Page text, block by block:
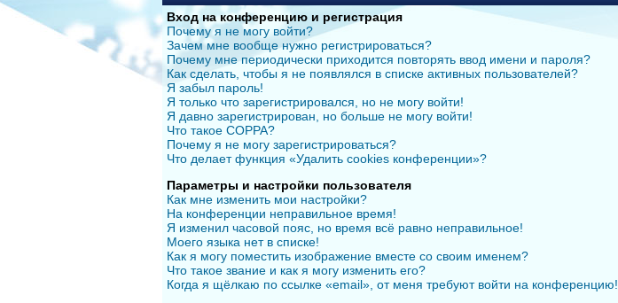
Вход на конференцию и регистрация
Почему я не могу войти?
Зачем мне вообще нужно регистрироваться?
Почему мне периодически приходится повторять ввод имени и пароля?
Как сделать, чтобы я не появлялся в списке активных пользователей?
Я забыл пароль!
Я только что зарегистрировался, но не могу войти!
Я давно зарегистрирован, но больше не могу войти!
Что такое COPPA?
Почему я не могу зарегистрироваться?
Что делает функция «Удалить cookies конференции»?
Параметры и настройки пользователя
Как мне изменить мои настройки?
На конференции неправильное время!
Я изменил часовой пояс, но время всё равно неправильное!
Моего языка нет в списке!
Как я могу поместить изображение вместе со своим именем?
Что такое звание и как я могу изменить его?
Когда я щёлкаю по ссылке «email», от меня требуют войти на конференцию!